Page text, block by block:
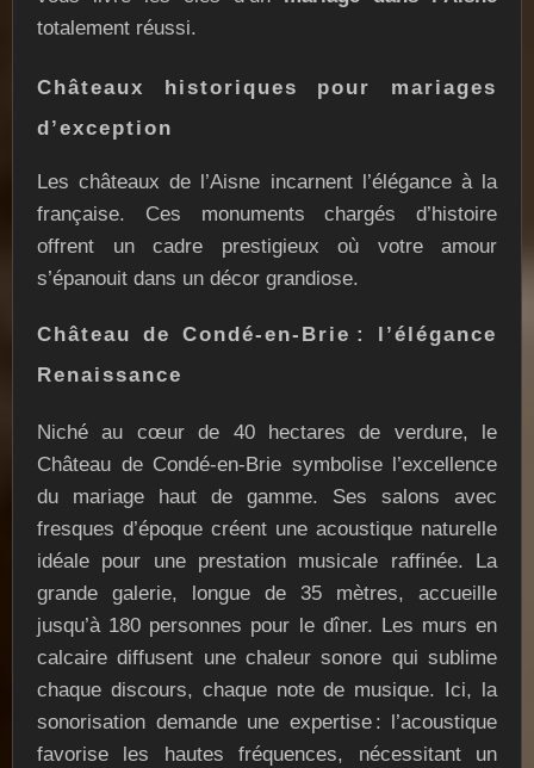
totalement réussi.
Châteaux historiques pour mariages
d’exception
Les châteaux de l’Aisne incarnent l’élégance à la
française. Ces monuments chargés d’histoire
offrent un cadre prestigieux où votre amour
s’épanouit dans un décor grandiose.
Château de Condé-en-Brie : l’élégance
Renaissance
Niché au cœur de 40 hectares de verdure, le
Château de Condé-en-Brie symbolise l’excellence
du mariage haut de gamme. Ses salons avec
fresques d’époque créent une acoustique naturelle
idéale pour une prestation musicale raffinée. La
grande galerie, longue de 35 mètres, accueille
jusqu’à 180 personnes pour le dîner. Les murs en
calcaire diffusent une chaleur sonore qui sublime
chaque discours, chaque note de musique. Ici, la
sonorisation demande une expertise : l’acoustique
favorise les hautes fréquences, nécessitant un